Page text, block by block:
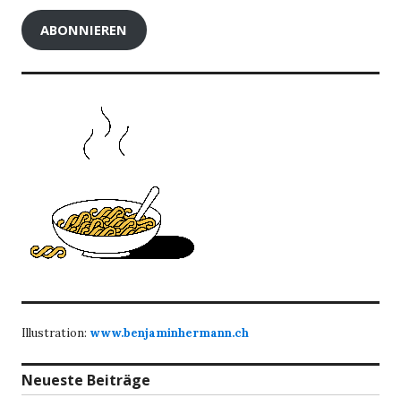
ABONNIEREN
Illustration: www.benjaminhermann.ch
Neueste Beiträge